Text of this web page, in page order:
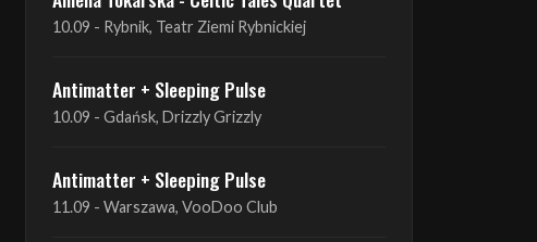
10.09 - Rybnik, Teatr Ziemi Rybnickiej
10.09 - Gdańsk, Drizzly Grizzly